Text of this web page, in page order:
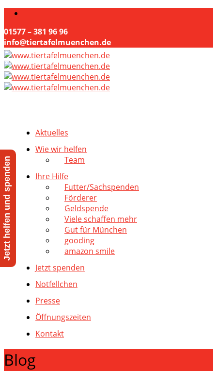
01577 – 381 96 96
info@tiertafelmuenchen.de
Aktuelles
Wie wir helfen
Team
Ihre Hilfe
Futter/Sachspenden
Förderer
Geldspende
Viele schaffen mehr
Gut für München
gooding
amazon smile
Jetzt spenden
Notfellchen
Presse
Öffnungszeiten
Kontakt
Blog
Jetzt helfen und spenden